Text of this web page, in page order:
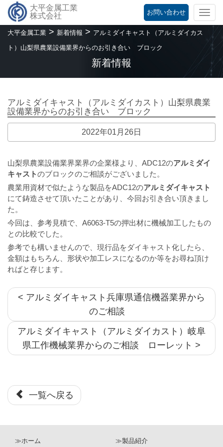
お問い合わせ
大平金属工業
株式会社
大平金属工業 > 新着情報 > アルミダイキャスト（アルミダイカス
ト）山梨県農業設備業界からのお引き合い ブロック
新着情報
アルミダイキャスト（アルミダイカスト）山梨県農業
設備業界からのお引き合い ブロック
2022年01月26日
山梨県農業設備業界業界の企業様より、ADC12のアルミダイ
キャストのブロックのご相談がございました。
農業用資材で似たような製品をADC12のアルミダイキャスト
にて鋳造させて頂いたことがあり、今回お引き合い頂きまし
た。
今回は、参考見積で、A6063-T5の押出材に機械加工したもの
との比較でした。
参考でも構いませんので、現行品をダイキャスト化したら、
金額はもちろん、形状や加工レスになるのか等をお尋ね頂け
ればと存じます。
< アルミダイキャスト兵庫県通信機器業界から
のご相談
アルミダイキャスト（アルミダイカスト）岐阜
県工作機械業界からのご相談 ローレット >
一覧へ戻る
≫ホーム ≫製品紹介